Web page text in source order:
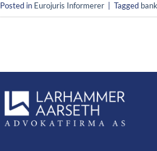
Posted in Eurojuris Informerer Tagged